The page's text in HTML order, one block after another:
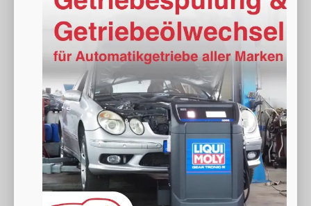
Skoda Scala
Selection 115PS DSG GV5+AHK+Kamera+Kessy+PDC+Sitzheiz+Alu16+Climatronic
Neuwagen
18527 Getriebe
Benzin Außenfarbe [9P9P] Candy White
85 kW (116 PS) Kilometerstand 20 km
24.790,– €
incl. 19% MwSt.
Wir rufen Sie an
Fahrzeugexposé (PDF)
Fahrzeug parken
Verbrauch kombiniert:5,40 l/100km
2-Klasse: D
-Emissionen:121,00 g/km